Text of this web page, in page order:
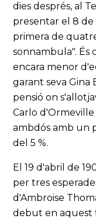
dies després, al
presentar el 8
primera de
sonnambula". És
encara menor
garant seva Gina
pensió on
Carlo
ambdós amb un
del 5 %.
El 19 d'abril de
per tres
d'Ambroise
debut en aquest